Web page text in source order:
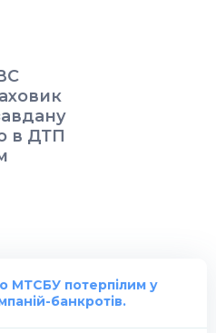
в ДТП
МТСБУ потерпілим у
банкротів.